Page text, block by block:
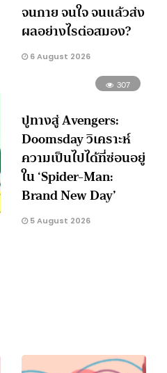
จนกาย จนใจ จนแล้วส่ง
ผลอย่างไรต่อสมอง?
6 August 2026
307
ปูทางสู่ Avengers:
Doomsday วิเคราะห์
ความเป็นไปได้ที่ซ่อนอยู่
ใน ‘Spider-Man:
Brand New Day’
5 August 2026